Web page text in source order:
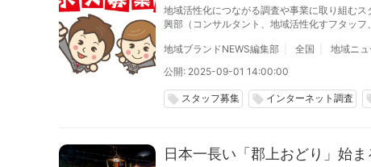
地域活性化につながる調査や事業に取り組む
興部（コンサルタント、地域活性化すフタッ
地域ブランドNEWS編集部
全国
地域ニュ
公開: 2025-09-01 14:00:00
local_offer スタッフ募集 local_offer インターネット調査
日本一長い「郡上おどり」始